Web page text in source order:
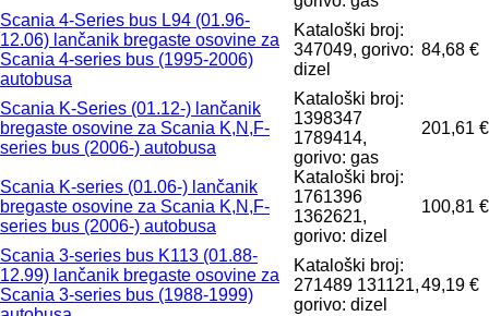
Scania 4-Series bus L94 (01.96-
12.06) lančanik bregaste osovine za
Scania 4-series bus (1995-2006)
autobusa
Kataloški broj:
347049, gorivo:
dizel
84,68 €
Scania K-Series (01.12-) lančanik
bregaste osovine za Scania K,N,F-
series bus (2006-) autobusa
Kataloški broj:
1398347
1789414,
gorivo: gas
201,61 €
Scania K-series (01.06-) lančanik
bregaste osovine za Scania K,N,F-
series bus (2006-) autobusa
Kataloški broj:
1761396
1362621,
gorivo: dizel
100,81 €
Scania 3-series bus K113 (01.88-
12.99) lančanik bregaste osovine za
Scania 3-series bus (1988-1999)
Kataloški broj:
271489 131121,
gorivo: dizel
49,19 €